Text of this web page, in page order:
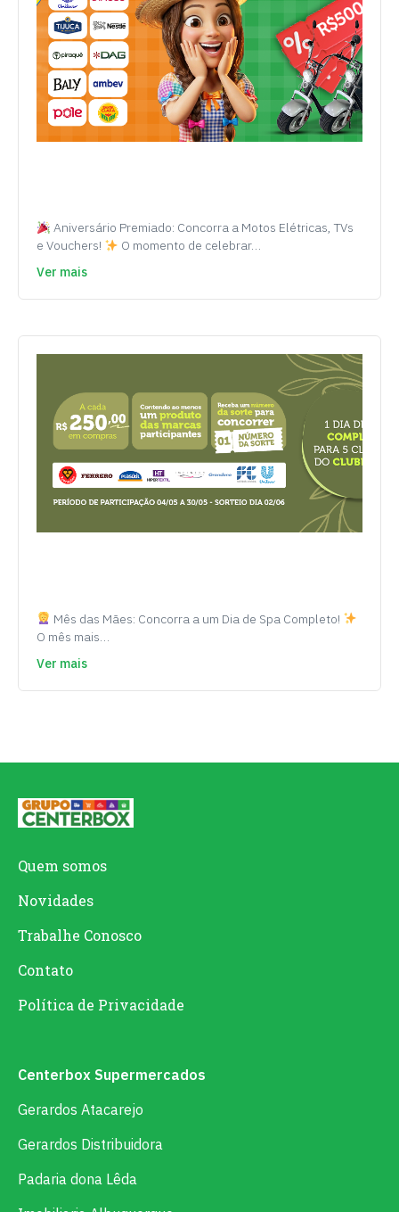
Aniversário Premiado: Concorra a Motos Elétricas, TVs
e Vouchers!
O momento de celebrar…
Ver mais
Mês das Mães: Concorra a um Dia de Spa Completo!
O mês mais…
Ver mais
Quem somos
Novidades
Trabalhe Conosco
Contato
Política de Privacidade
Centerbox Supermercados
Gerardos Atacarejo
Gerardos Distribuidora
Padaria dona Lêda